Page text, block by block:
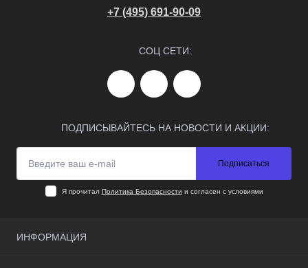
+7 (495) 691-90-09
СОЦ СЕТИ:
ПОДПИСЫВАЙТЕСЬ НА НОВОСТИ И АКЦИИ:
Подписаться
Я прочитал Политика Безопасности и согласен с условиями
ИНФОРМАЦИЯ